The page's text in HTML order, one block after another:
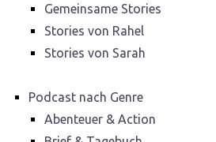
Gemeinsame Stories
Stories von Rahel
Stories von Sarah
Podcast nach Genre
Abenteuer & Action